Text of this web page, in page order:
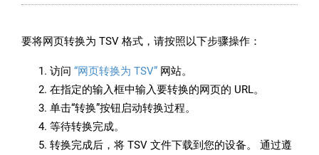
要将网页转换为 TSV 格式，请按照以下步骤操作：
访问 “网页转换为 TSV” 网站。
在指定的输入框中输入要转换的网页的 URL。
单击“转换”按钮启动转换过程。
等待转换完成。
转换完成后，将 TSV 文件下载到您的设备。 通过遵